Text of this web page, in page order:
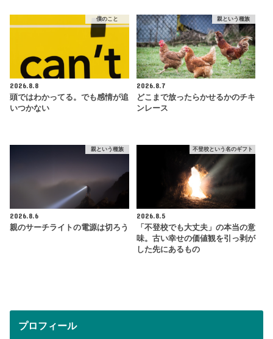
僕のこと
2026.8.8
頭ではわかってる。でも感情が追
いつかない
親という種族
2026.8.7
どこまで放ったらかせるかのチキ
ンレース
親という種族
2026.8.6
親のサーチライトの電源は切ろう
不登校という名のギフト
2026.8.5
「不登校でも大丈夫」の本当の意
味。古い幸せの価値観を引っ剥が
した先にあるもの
プロフィール